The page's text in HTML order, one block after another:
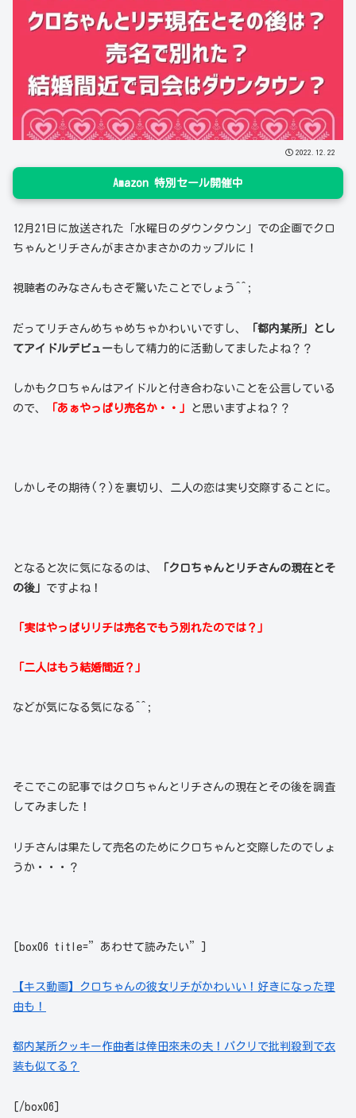
2022.12.22
Amazon 特別セール開催中
12月21日に放送された「水曜日のダウンタウン」での企画でクロ
ちゃんとリチさんがまさかまさかのカップルに！
視聴者のみなさんもさぞ驚いたことでしょう^^;
だってリチさんめちゃめちゃかわいいですし、
「都内某所」とし
てアイドルデビューもして精力的に活動してましたよね？？
しかもクロちゃんはアイドルと付き合わないことを公言している
ので、
「あぁやっぱり売名か・・」 と思いますよね？？
しかしその期待(？)を裏切り、二人の恋は実り交際することに。
となると次に気になるのは、
「クロちゃんとリチさんの現在とそ
の後」 ですよね！
「実はやっぱりリチは売名でもう別れたのでは？」
「二人はもう結婚間近？」
などが気になる気になる^^;
そこでこの記事ではクロちゃんとリチさんの現在とその後を調査
してみました！
リチさんは果たして売名のためにクロちゃんと交際したのでしょ
うか・・・？
[box06 title=”あわせて読みたい”]
【キス動画】クロちゃんの彼女リチがかわいい！好きになった理
由も！
都内某所クッキー作曲者は倖田來未の夫！パクリで批判殺到で衣
装も似てる？
[/box06]